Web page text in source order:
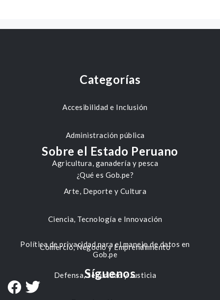
Categorías
Accesibilidad e Inclusión
Administración pública
Agricultura, ganadería y pesca
Arte, Deporte y Cultura
Ciencia, Tecnología e Innovación
Comercio, Negocio y Emprendimiento
Defensa, Seguridad y Justicia
Sobre el Estado Peruano
¿Qué es Gob.pe?
Política de privacidad para el manejo de datos en
Gob.pe
Síguenos